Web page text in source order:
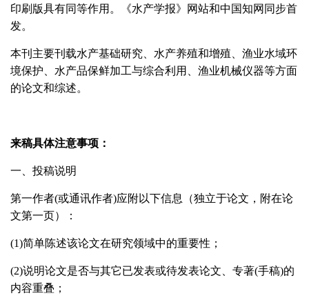
印刷版具有同等作用。《水产学报》网站和中国知网同步首
发。
本刊主要刊载水产基础研究、水产养殖和增殖、渔业水域环
境保护、水产品保鲜加工与综合利用、渔业机械仪器等方面
的论文和综述。
来稿具体注意事项：
一、投稿说明
第一作者(或通讯作者)应附以下信息（独立于论文，附在论
文第一页）：
(1)简单陈述该论文在研究领域中的重要性；
(2)说明论文是否与其它已发表或待发表论文、专著(手稿)的
内容重叠；